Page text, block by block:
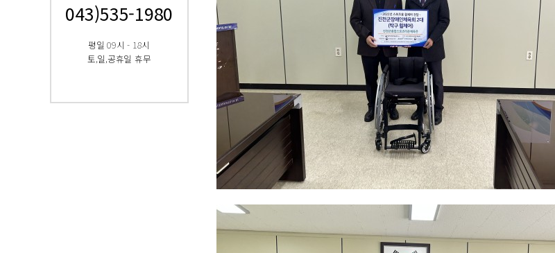
043)535-1980
평일 09시 - 18시
토,일,공휴일 휴무